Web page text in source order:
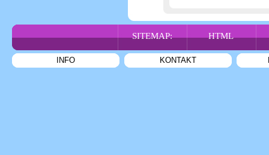
SITEMAP: HTML
INFO KONTAKT